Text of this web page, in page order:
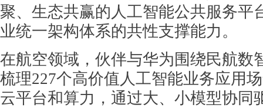
聚、生态共赢的人工智能公共服务平
业统一架构体系的共性支撑能力。
在航空领域，伙伴与华为围绕民航数
梳理227个高价值人工智能业务应用
云平台和算力，通过大、小模型协同